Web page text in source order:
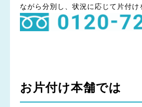
ながら分別し、状況に応じて片付け
お片付け本舗では